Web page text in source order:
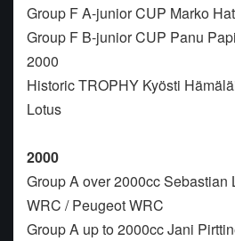
Group F A-junior CUP Marko
Group F B-junior CUP Panu
2000
Historic TROPHY Kyösti
Lotus
2000
Group A over 2000cc Sebastian
WRC / Peugeot WRC
Group A up to 2000cc Jani